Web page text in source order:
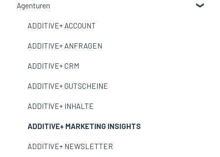
Auswertungen
Widgets & Vorlagen
Einstellungen
Einstellungen
Conversion-Attribution
Aufenthalts-Attribution
Kampagnen-Reports
Adressbücher
Kampagnen
Auswertungen
Multimedia
Vorlagen
Widgets & Stile
Einstellungen
Onboarding
Agenturen
ADDITIVE+ ACCOUNT
ADDITIVE+ ANFRAGEN
ADDITIVE+ CRM
ADDITIVE+ GUTSCHEINE
ADDITIVE+ INHALTE
ADDITIVE+ MARKETING INSIGHTS
ADDITIVE+ NEWSLETTER